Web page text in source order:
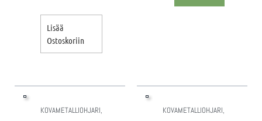
Lisää
Ostoskoriin
KOVAMETALLIOHJARI, KOVAMETALLIOHJARI,